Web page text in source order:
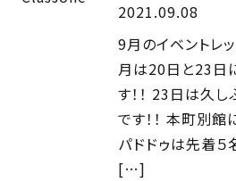
2021.09.08
9月のイベントレ
月は20日と23日
す！！ 23日は久
です！！ 本町別館
パドドゥは先着５
[…]